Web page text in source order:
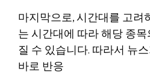
마지막으로, 시간대를 고려
는 시간대에 따라 해당 종
질 수 있습니다. 따라서 뉴
바로 반응